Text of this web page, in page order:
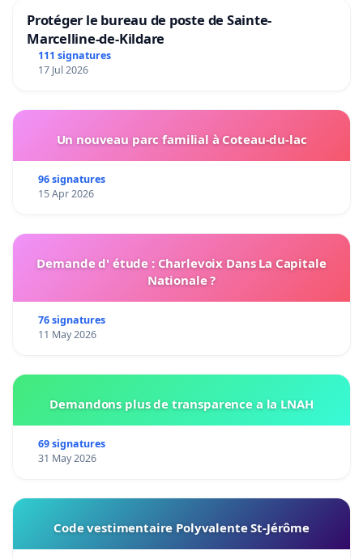
Protéger le bureau de poste de Sainte-
Marcelline-de-Kildare
111 signatures
17 Jul 2026
Un nouveau parc familial à Coteau-du-lac
96 signatures
15 Apr 2026
Demande d' étude : Charlevoix Dans La Capitale
Nationale ?
76 signatures
11 May 2026
Demandons plus de transparence a la LNAH
69 signatures
31 May 2026
Code vestimentaire Polyvalente St-Jérôme